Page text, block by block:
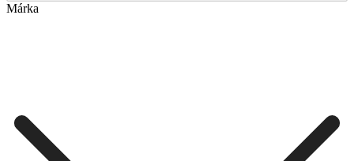
Márka